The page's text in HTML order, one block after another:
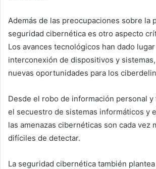
Además de las preocupaciones sobre la
seguridad cibernética es otro aspecto
Los avances tecnológicos han dado
interconexión de dispositivos y
nuevas oportunidades para los
Desde el robo de información personal y
el secuestro de sistemas informáticos y
las amenazas cibernéticas son cada vez
difíciles de detectar.
La seguridad cibernética también